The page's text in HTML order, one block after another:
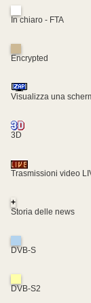
In chiaro - FTA
Encrypted
Visualizza una
3D
Trasmissioni video
+
Storia delle news
DVB-S
DVB-S2